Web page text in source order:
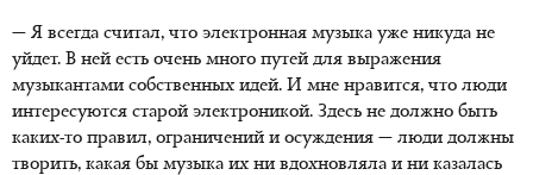
— Я всегда считал, что электронная музыка уже никуда не
уйдет. В ней есть очень много путей для выражения
музыкантами собственных идей. И мне нравится, что люди
интересуются старой электроникой. Здесь не должно быть
каких-то правил, ограничений и осуждения — люди должны
творить, какая бы музыка их ни вдохновляла и ни казалась